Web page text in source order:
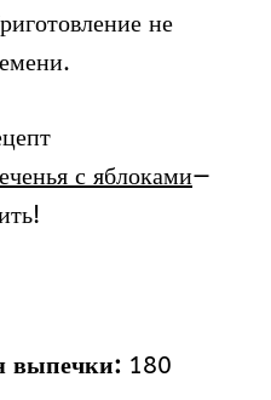
не
с яблоками—
выпечки: 180